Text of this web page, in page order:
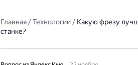
Главная/Технологии/ Какую фрезу
станке?